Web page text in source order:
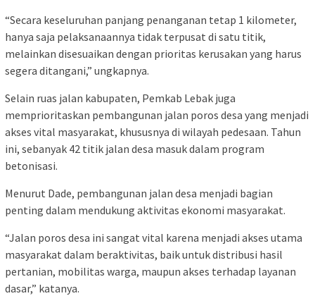
“Secara keseluruhan panjang penanganan tetap 1 kilometer,
hanya saja pelaksanaannya tidak terpusat di satu titik,
melainkan disesuaikan dengan prioritas kerusakan yang harus
segera ditangani,” ungkapnya.
Selain ruas jalan kabupaten, Pemkab Lebak juga
memprioritaskan pembangunan jalan poros desa yang menjadi
akses vital masyarakat, khususnya di wilayah pedesaan. Tahun
ini, sebanyak 42 titik jalan desa masuk dalam program
betonisasi.
Menurut Dade, pembangunan jalan desa menjadi bagian
penting dalam mendukung aktivitas ekonomi masyarakat.
“Jalan poros desa ini sangat vital karena menjadi akses utama
masyarakat dalam beraktivitas, baik untuk distribusi hasil
pertanian, mobilitas warga, maupun akses terhadap layanan
dasar,” katanya.